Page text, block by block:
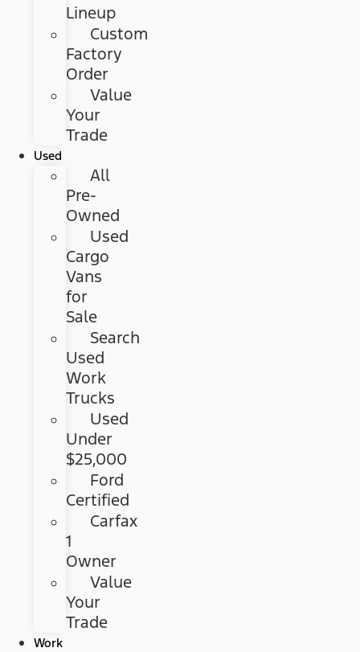
Lineup
Custom
Factory
Order
Value
Your
Trade
Used
All
Pre-
Owned
Used
Cargo
Vans
for
Sale
Search
Used
Work
Trucks
Used
Under
$25,000
Ford
Certified
Carfax
1
Owner
Value
Your
Trade
Work